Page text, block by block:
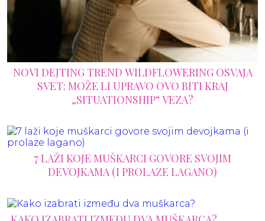
NOVI DEJTING TREND WILDFLOWERING OSVAJA
SVET: MOŽE LI UPRAVO OVO BITI KRAJ
„SITUATIONSHIP“ VEZA?
7 LAŽI KOJE MUŠKARCI GOVORE SVOJIM
DEVOJKAMA (I PROLAZE LAGANO)